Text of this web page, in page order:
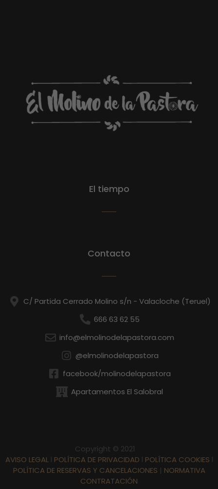
El tiempo
Contacto
C/ Partida Cerrado Molino s/n - Valacloche (Teruel)
666 63 62 55
info@elmolinodelapastora.com
@elmolinodelapastora
facebook/molinodelapastora
Apartamentos El Salobral
Copyright © 2021
AVISO LEGALl POLÍTICA DE PRIVACIDAD l POLÍTICA COOKIES l
POLÍTICA DE RESERVAS Y CANCELACIONES | NORMATIVA
CONTRATACIÓN